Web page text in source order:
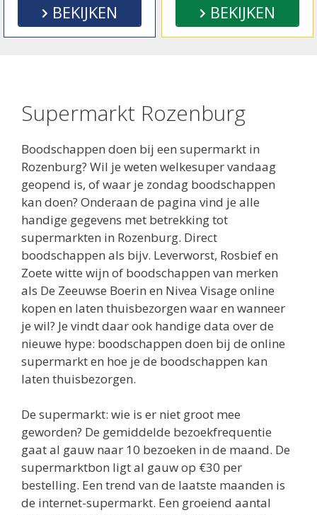
BEKIJKEN BEKIJKEN
Supermarkt Rozenburg
Boodschappen doen bij een supermarkt in
Rozenburg? Wil je weten welkesuper vandaag
geopend is, of waar je zondag boodschappen
kan doen? Onderaan de pagina vind je alle
handige gegevens met betrekking tot
supermarkten in Rozenburg. Direct
boodschappen als bijv. Leverworst, Rosbief en
Zoete witte wijn of boodschappen van merken
als De Zeeuwse Boerin en Nivea Visage online
kopen en laten thuisbezorgen waar en wanneer
je wil? Je vindt daar ook handige data over de
nieuwe hype: boodschappen doen bij de online
supermarkt en hoe je de boodschappen kan
laten thuisbezorgen.
De supermarkt: wie is er niet groot mee
geworden? De gemiddelde bezoekfrequentie
gaat al gauw naar 10 bezoeken in de maand. De
supermarktbon ligt al gauw op €30 per
bestelling. Een trend van de laatste maanden is
de internet-supermarkt. Een groeiend aantal